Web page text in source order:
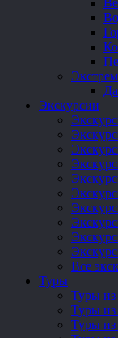
Экскурсии
Все
Туры
Туры
Туры из
Туры из